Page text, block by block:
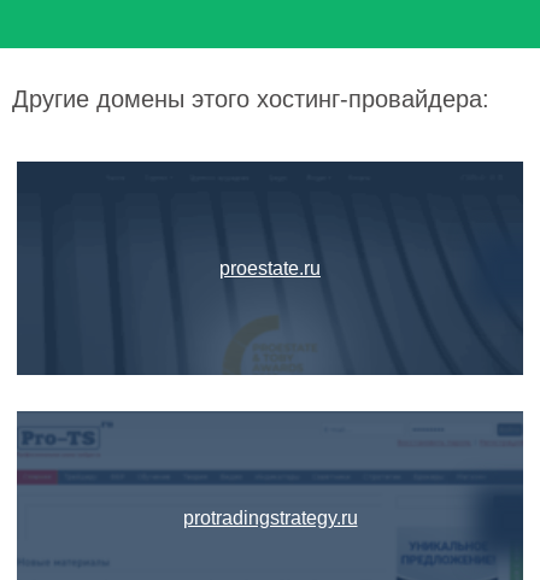
Другие домены этого хостинг-провайдера:
proestate.ru
protradingstrategy.ru